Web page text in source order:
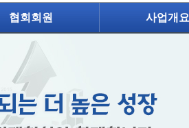
협회회원 사업개요